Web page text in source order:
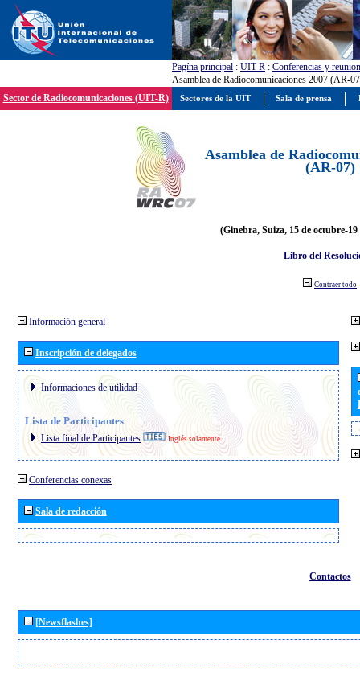
Pagína principal : UIT-R : Conferencias y
Asamblea de Radiocomunicaciones 2007 (AR-
Sector de Radiocomunicaciones (UIT-R)
Asamblea de
(AR-07)
(Ginebra, Suiza, 15 de octubre-19
Libro del
Contraer todo
Información general
Inscripción de delegados
Informaciones de utilidad
Lista de Participantes
Lista final de Participantes Inglés solamente
Conferencias conexas
Sala de redacción
Contactos
[Newsflashes]
Sectores de la UIT Sala de prensa